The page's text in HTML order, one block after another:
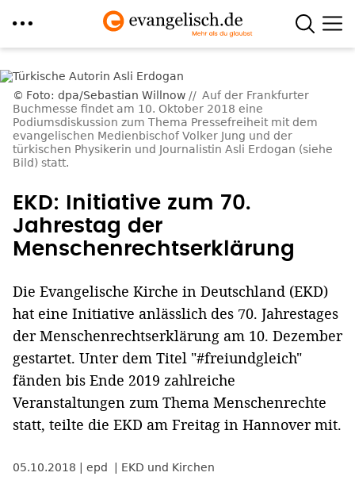
zum
InhaltFoto: dpa/Sebastian Willnow
Auf der Frankfurter
Buchmesse findet am 10. Oktober 2018 eine
Podiumsdiskussion zum Thema Pressefreiheit mit dem
evangelischen Medienbischof Volker Jung und der
türkischen Physikerin und Journalistin Asli Erdogan (siehe
Bild) statt.
EKD: Initiative zum 70.
Jahrestag der
Menschenrechtserklärung
Die Evangelische Kirche in Deutschland (EKD)
hat eine Initiative anlässlich des 70. Jahrestages
der Menschenrechtserklärung am 10. Dezember
gestartet. Unter dem Titel "#freiundgleich"
fänden bis Ende 2019 zahlreiche
Veranstaltungen zum Thema Menschenrechte
statt, teilte die EKD am Freitag in Hannover mit.
05.10.2018 epd EKD und Kirchen